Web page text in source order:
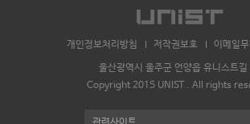
개인정보처리방침 저작권보호 이메일
울산광역시 울주군 언양읍 유니스트
Copyright 2015 UNIST . All rights